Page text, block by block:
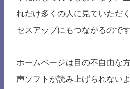
れだけ多くの人に見ていただ
セスアップにもつながるのです
ホームページは目の不自由な
声ソフトが読み上げられない